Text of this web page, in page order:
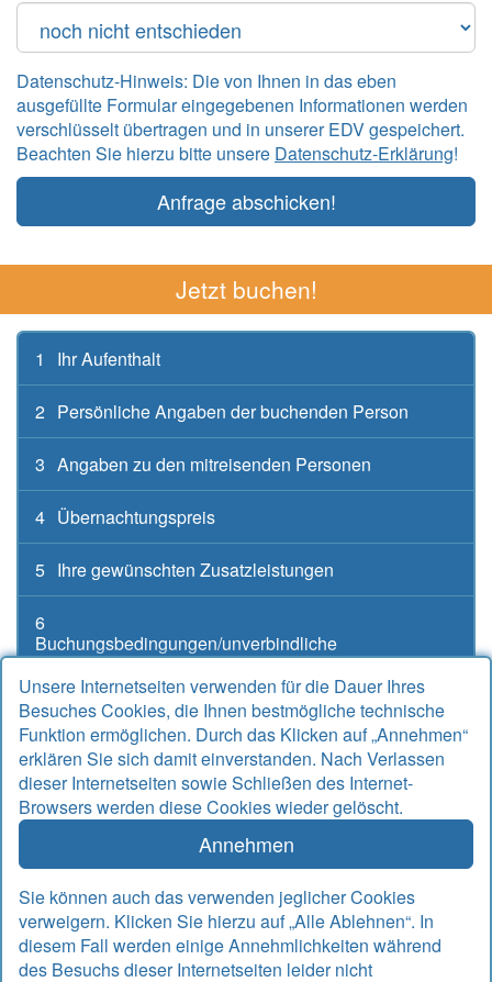
Unsere Internetseiten verwenden für die Dauer Ihres
Besuches Cookies, die Ihnen bestmögliche technische
Funktion ermöglichen. Durch das Klicken auf „Annehmen“
erklären Sie sich damit einverstanden. Nach Verlassen
dieser Internetseiten sowie Schließen des Internet-
Browsers werden diese Cookies wieder gelöscht.
Annehmen
Sie können auch das verwenden jeglicher Cookies
verweigern. Klicken Sie hierzu auf „Alle Ablehnen“. In
diesem Fall werden einige Annehmlichkeiten während
des Besuchs dieser Internetseiten leider nicht
Datenschutz-Hinweis: Die von Ihnen in das eben
ausgefüllte Formular eingegebenen Informationen werden
verschlüsselt übertragen und in unserer EDV gespeichert.
Beachten Sie hierzu bitte unsere Datenschutz-Erklärung!
Anfrage abschicken!
Jetzt buchen!
1 Ihr Aufenthalt
2 Persönliche Angaben der buchenden Person
3 Angaben zu den mitreisenden Personen
4 Übernachtungspreis
5 Ihre gewünschten Zusatzleistungen
6
Buchungsbedingungen/unverbindliche
Buchungsanfrage
Kontakt
Alter Sielweg 17 A
Telefon 04971 912667
Telefax
04971 925764
Email
info@rudek-ferienwohnungen.de
www.rudek-ferienwohnungen.de